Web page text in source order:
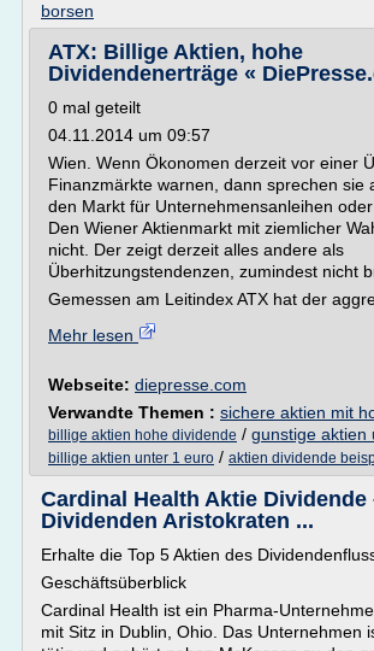
borsen
ATX: Billige Aktien, hohe
Dividendenerträge «
0 mal geteilt
04.11.2014 um 09:57
Wien. Wenn Ökonomen derzeit vor einer
Finanzmärkte warnen, dann sprechen sie
den Markt für Unternehmensanleihen oder
Den Wiener Aktienmarkt mit ziemlicher
nicht. Der zeigt derzeit alles andere als
Überhitzungstendenzen, zumindest nicht
Gemessen am Leitindex ATX hat der
Mehr lesen
Webseite: diepresse.com
Verwandte Themen : sichere aktien mit
billige aktien hohe dividende / gunstige aktien
billige aktien unter 1 euro / aktien dividende
Cardinal Health Aktie Dividende
Dividenden Aristokraten ...
Erhalte die Top 5 Aktien des
Geschäftsüberblick
Cardinal Health ist ein Pharma-
mit Sitz in Dublin, Ohio. Das Unternehmen